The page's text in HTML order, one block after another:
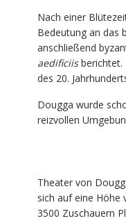
Nach einer
Bedeutung an das
anschließend
aedificiisberichtet.
des 20.
Dougga wurde
reizvollen
Theater von
sich auf eine Höhe
3500 Zuschauern